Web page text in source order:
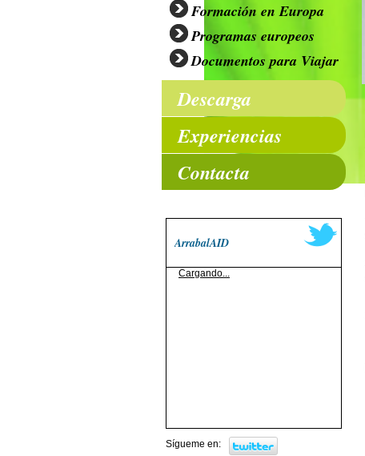
Formación en Europa
Programas europeos
Documentos para Viajar
Descarga
Experiencias
Contacta
ArrabalAID
Cargando...
Sígueme en: